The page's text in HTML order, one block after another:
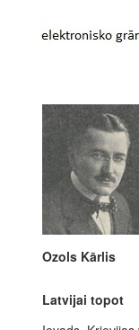
Ozols Kārlis
Latvijai topot